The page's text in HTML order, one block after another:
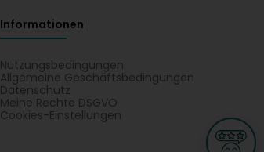
Informationen
Nutzungsbedingungen
Allgemeine Geschäftsbedingungen
Datenschutz
Meine Rechte DSGVO
Cookies-Einstellungen